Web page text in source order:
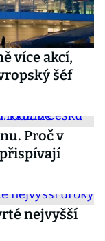
více akcí,
šéf
Proč v
nejvyšší